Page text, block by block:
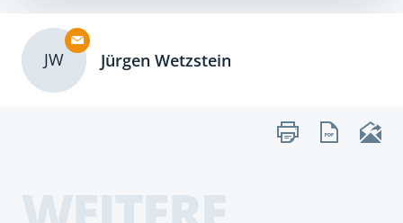
JW Jürgen Wetzstein